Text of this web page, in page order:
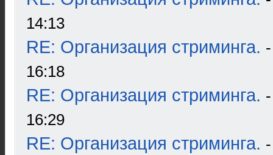
14:13
RE: Организация стриминга.
16:18
RE: Организация стриминга.
16:29
RE: Организация стриминга.